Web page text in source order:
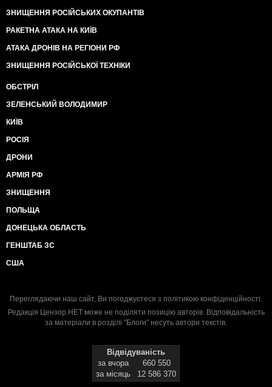
ЗНИЩЕННЯ РОСІЙСЬКИХ ОКУПАНТІВ
РАКЕТНА АТАКА НА КИЇВ
АТАКА ДРОНІВ НА РЕГІОНИ РФ
ЗНИЩЕННЯ РОСІЙСЬКОЇ ТЕХНІКИ
ОБСТРІЛ
ЗЕЛЕНСЬКИЙ ВОЛОДИМИР
КИЇВ
РОСІЯ
ДРОНИ
АРМІЯ РФ
ЗНИЩЕННЯ
ПОЛЬЩА
ДОНЕЦЬКА ОБЛАСТЬ
ГЕНШТАБ ЗС
США
Переглядаючи наш сайт, Ви погоджуєтеся з політикою конфіденційності.
Редакція Цензор.НЕТ може не поділяти позицію авторів. Відповідальність
за матеріали в розділі "Блоги" несуть автори текстів.
Відвідуваність
за вчора
660 550
за місяць
12 586 370